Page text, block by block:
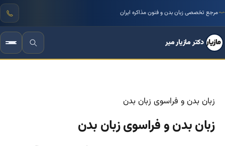
مرجع تخصصی زبان بدن و فنون مذاکره ایران
دکتر مازیار میر
زبان بدن و فراسوی زبان بدن
زبان بدن و فراسوی زبان بدن